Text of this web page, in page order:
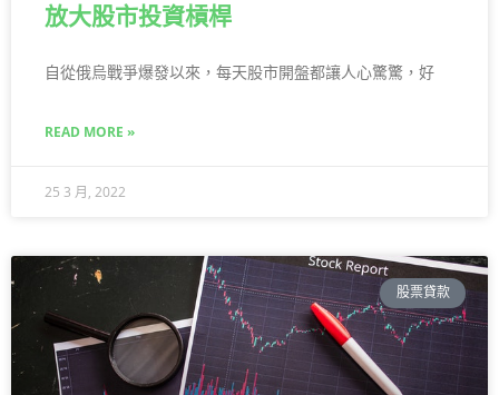
放大股市投資槓桿
自從俄烏戰爭爆發以來，每天股市開盤都讓人心驚驚，好
READ MORE »
25 3 月, 2022
股票貸款